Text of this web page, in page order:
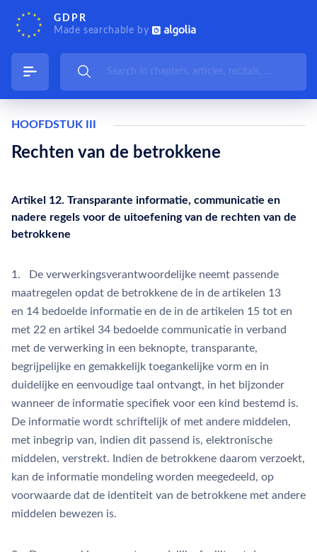
GDPR
Made searchable by
HOOFDSTUK III
Rechten van de betrokkene
Artikel 12. Transparante informatie, communicatie en
nadere regels voor de uitoefening van de rechten van de
betrokkene
1. De verwerkingsverantwoordelijke neemt passende
maatregelen opdat de betrokkene de in de artikelen 13
en 14 bedoelde informatie en de in de artikelen 15 tot en
met 22 en artikel 34 bedoelde communicatie in verband
met de verwerking in een beknopte, transparante,
begrijpelijke en gemakkelijk toegankelijke vorm en in
duidelijke en eenvoudige taal ontvangt, in het bijzonder
wanneer de informatie specifiek voor een kind bestemd is.
De informatie wordt schriftelijk of met andere middelen,
met inbegrip van, indien dit passend is, elektronische
middelen, verstrekt. Indien de betrokkene daarom verzoekt,
kan de informatie mondeling worden meegedeeld, op
voorwaarde dat de identiteit van de betrokkene met andere
middelen bewezen is.